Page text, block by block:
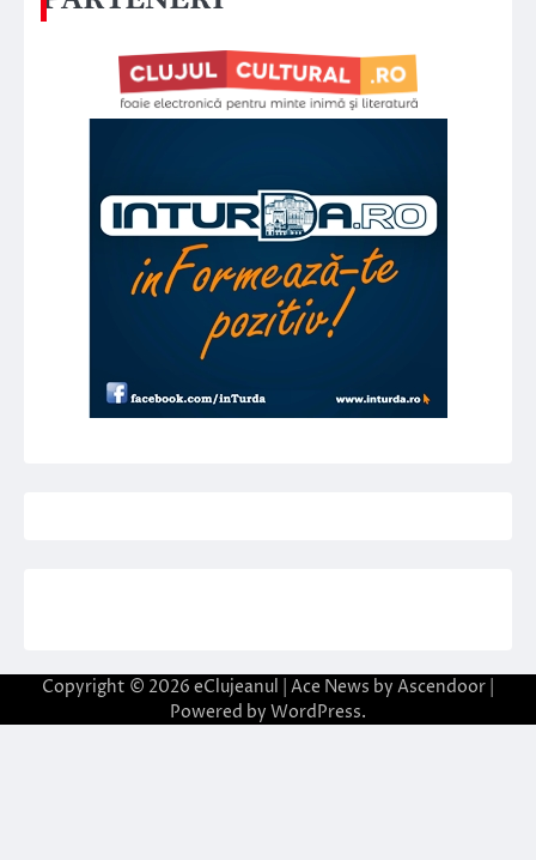
Copyright © 2026 eClujeanul | Ace News by Ascendoor
Powered by WordPress.